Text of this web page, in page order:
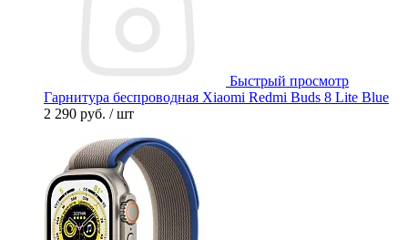
Быстрый просмотр
Гарнитура беспроводная Xiaomi Redmi Buds 8 Lite Blue
2 290 руб. / шт